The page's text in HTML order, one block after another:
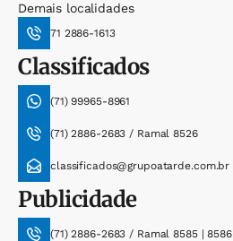
Demais localidades
71 2886-1613
Classificados
(71) 99965-8961
(71) 2886-2683 / Ramal 8526
classificados@grupoatarde.com.br
Publicidade
(71) 2886-2683 / Ramal 8585 | 8586